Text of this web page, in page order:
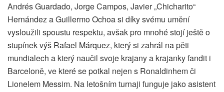
Andrés Guardado, Jorge Campos, Javier „Chicharito“
Hernández a Guillermo Ochoa si díky svému umění
vysloužili spoustu respektu, avšak pro mnohé stojí ještě o
stupínek výš Rafael Márquez, který si zahrál na pěti
mundialech a který naučil svoje krajany a krajanky fandit i
Barceloně, ve které se potkal nejen s Ronaldinhem či
Lionelem Messim. Na letošním turnaji funguje jako asistent